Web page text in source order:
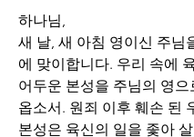
하나님,
새 날, 새 아침 영이신 주님
에 맞이합니다. 우리 속에
어두운 본성을 주님의 영
옵소서. 원죄 이후 훼손 된
본성은 육신의 일을 좇아